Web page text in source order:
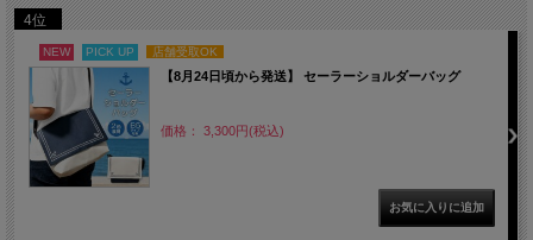
4位
NEW PICK UP 店舗受取OK
【8月24日頃から発送】 セーラーショルダーバッグ
価格： 3,300円(税込)